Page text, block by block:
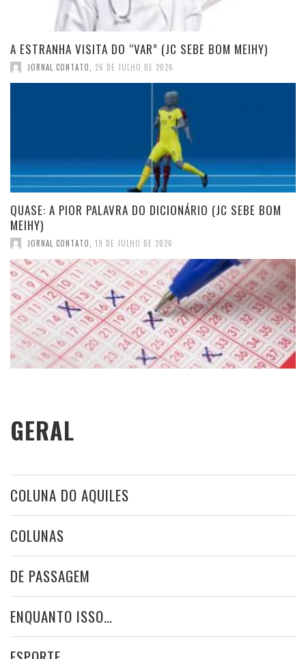
A ESTRANHA VISITA DO “VAR” (JC SEBE BOM MEIHY)
JORNAL CONTATO 26 DE JULHO DE 2026
QUASE: A PIOR PALAVRA DO DICIONÁRIO (JC SEBE BOM
MEIHY)
JORNAL CONTATO 19 DE JULHO DE 2026
GERAL
COLUNA DO AQUILES
COLUNAS
DE PASSAGEM
ENQUANTO ISSO…